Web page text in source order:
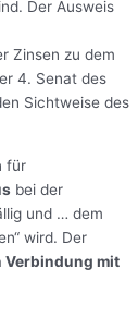
Der Ausweis
Zinsen zu dem
4. Senat des
Sichtweise des
für
bei der
und … dem
wird. Der
Verbindung mit